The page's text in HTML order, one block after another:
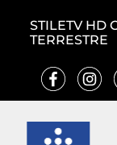
STILETV HD
TERRESTRE